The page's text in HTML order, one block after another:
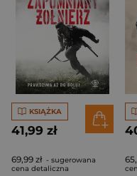
KSIĄŻKA
41,99 zł
69,99 zł - sugerowana
cena detaliczna